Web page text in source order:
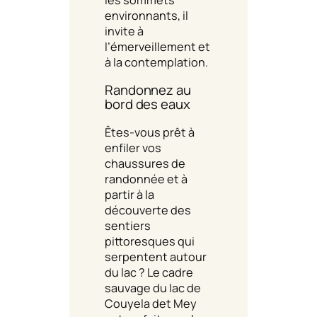
environnants, il
invite à
l’émerveillement et
à la contemplation.
Randonnez au
bord des eaux
Êtes-vous prêt à
enfiler vos
chaussures de
randonnée et à
partir à la
découverte des
sentiers
pittoresques qui
serpentent autour
du lac ? Le cadre
sauvage du lac de
Couyela det Mey